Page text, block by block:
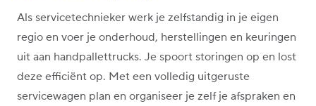
Als servicetechnieker werk je zelfstandig in je eigen
regio en voer je onderhoud, herstellingen en keuringen
uit aan handpallettrucks. Je spoort storingen op en lost
deze efficiënt op. Met een volledig uitgeruste
servicewagen plan en organiseer je zelf je afspraken en